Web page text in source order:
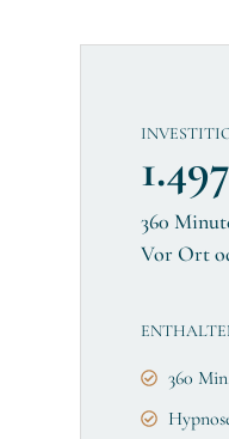
360
Vor Ort
360